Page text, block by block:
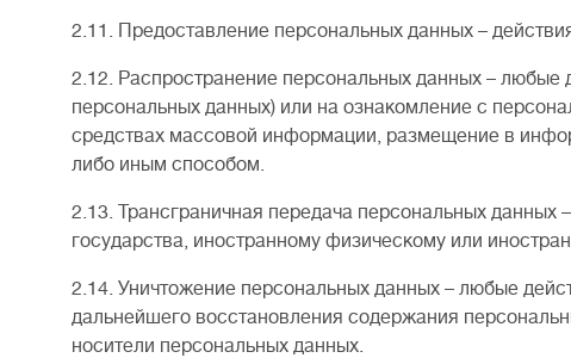
2.11. Предоставление персональных данных –
2.12. Распространение персональных данных – любые
персональных данных) или на ознакомление с
средствах массовой информации, размещение в
либо иным способом.
2.13. Трансграничная передача персональных данных
государства, иностранному физическому или
2.14. Уничтожение персональных данных – любые
дальнейшего восстановления содержания
носители персональных данных.